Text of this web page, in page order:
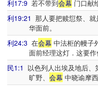
利17:9 若不带到会幕 门口献
利19:21 那人要把赎愆祭、
华面前。
利24:3 在会幕 中法柜的幔子
面前经理这灯．这要作
民1:1 以色列人出埃及地后
旷野、 会幕 中晓谕摩西